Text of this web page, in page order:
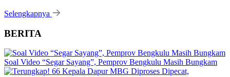
Selengkapnya
BERITA
Soal Video “Segar Sayang”, Pemprov Bengkulu Masih Bungkam